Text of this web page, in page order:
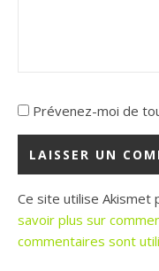
Prévenez-moi de
Ce site utilise Akismet
savoir plus sur
commentaires sont